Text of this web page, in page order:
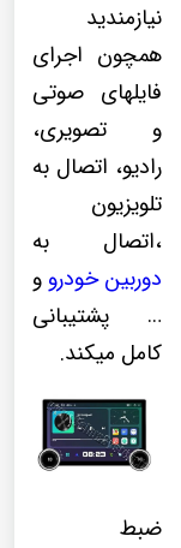
نیازمندید
همچون اجرای
فایلهای صوتی
و تصویری،
رادیو، اتصال به
تلویزیون
،اتصال به
دوربین خودرو و
… پشتیبانی
کامل میکند.
ضبط